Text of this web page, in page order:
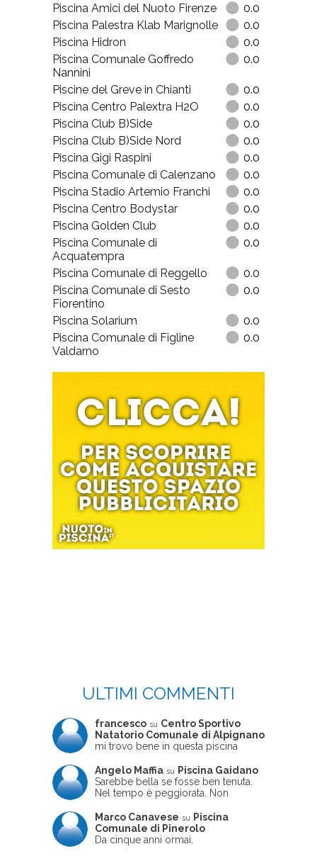
Piscina Amici del Nuoto Firenze
0.0
Piscina Palestra Klab Marignolle
0.0
Piscina Hidron
0.0
Piscina Comunale Goffredo
Nannini
0.0
Piscine del Greve in Chianti
0.0
Piscina Centro Palextra H2O
0.0
Piscina Club B)Side
0.0
Piscina Club B)Side Nord
0.0
Piscina Gigi Raspini
0.0
Piscina Comunale di Calenzano
0.0
Piscina Stadio Artemio Franchi
0.0
Piscina Centro Bodystar
0.0
Piscina Golden Club
0.0
Piscina Comunale di
Acquatempra
0.0
Piscina Comunale di Reggello
0.0
Piscina Comunale di Sesto
Fiorentino
0.0
Piscina Solarium
0.0
Piscina Comunale di Figline
Valdarno
0.0
ULTIMI COMMENTI
francesco su Centro Sportivo
Natatorio Comunale di Alpignano
mi trovo bene in questa piscina
Angelo Maffia su
Piscina Gaidano
Sarebbe bella se fosse ben tenuta.
Nel tempo è peggiorata. Non
ne usciva insieme a me non ha
ritrovato le sue scarpe! Peccato
perché potrebbe essere un'ottima
Marco Canavese su
Piscina
Comunale di Pinerolo
Da cinque anni ormai,